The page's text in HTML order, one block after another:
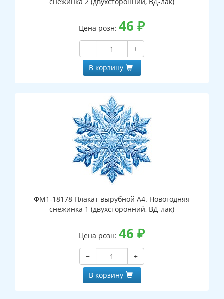
снежинка 2 (двухсторонний, ВД-лак)
Цена розн: 46 ₽
−
+
В корзину
ФМ1-18178 Плакат вырубной А4. Новогодняя
снежинка 1 (двухсторонний, ВД-лак)
Цена розн: 46 ₽
−
+
В корзину